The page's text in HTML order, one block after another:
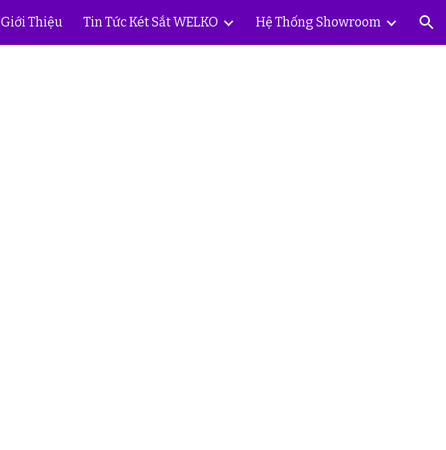
Skip to navigation
Giới Thiệu Tin Tức Két Sắt WELKO Hệ Thống Showroom